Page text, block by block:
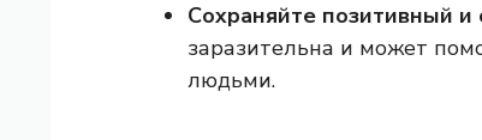
Сохраняйте позитивный
заразительна и может
людьми.